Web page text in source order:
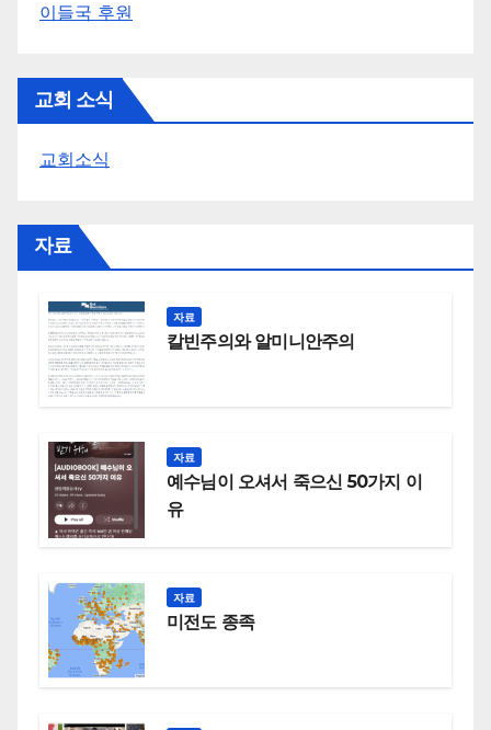
이들국 후원
교회 소식
교회소식
자료
자료
칼빈주의와 알미니안주의
자료
예수님이 오셔서 죽으신 50가지 이
유
자료
미전도 종족